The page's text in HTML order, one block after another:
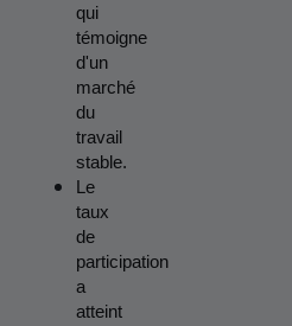
qui
témoigne
d'un
marché
du
travail
stable.
Le
taux
de
participation
a
atteint